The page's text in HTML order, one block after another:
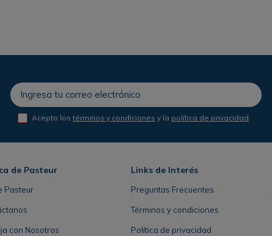
Acepto lostérminos y condiciones y la política de privacidad
de Pasteur
Pasteur
con Nosotros
Links de Interés
Preguntas Frecuentes
Términos y condiciones
Política de privacidad